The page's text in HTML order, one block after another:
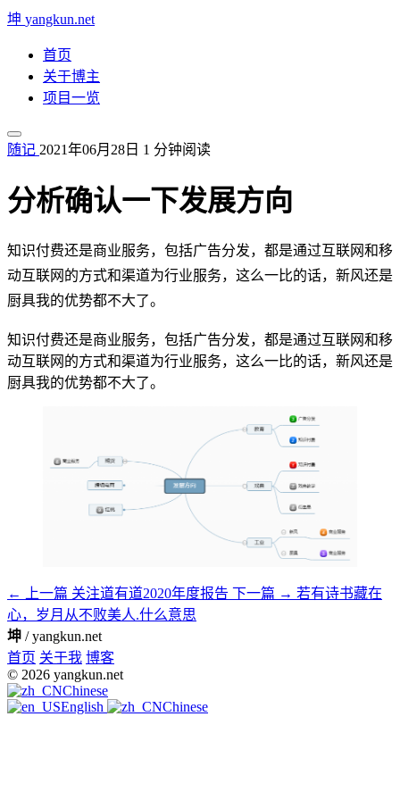
坤 yangkun.net
首页
关于博主
项目一览
随记 2021年06月28日 1 分钟阅读
分析确认一下发展方向
知识付费还是商业服务，包括广告分发，都是通过互联网和移
动互联网的方式和渠道为行业服务，这么一比的话，新风还是
厨具我的优势都不大了。
知识付费还是商业服务，包括广告分发，都是通过互联网和移
动互联网的方式和渠道为行业服务，这么一比的话，新风还是
厨具我的优势都不大了。
← 上一篇 关注道有道2020年度报告 下一篇 → 若有诗书藏在
心，岁月从不败美人.什么意思
坤 / yangkun.net
首页 关于我 博客
© 2026 yangkun.net
Chinese
English
Chinese